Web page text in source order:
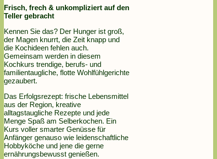
Frisch, frech & unkompliziert auf den
Teller gebracht
Kennen Sie das? Der Hunger ist groß,
der Magen knurrt, die Zeit knapp und
die Kochideen fehlen auch.
Gemeinsam werden in diesem
Kochkurs trendige, berufs- und
familientaugliche, flotte Wohlfühlgerichte
gezaubert.
Das Erfolgsrezept: frische Lebensmittel
aus der Region, kreative
alltagstaugliche Rezepte und jede
Menge Spaß am Selberkochen. Ein
Kurs voller smarter Genüsse für
Anfänger genauso wie leidenschaftliche
Hobbyköche und jene die gerne
ernährungsbewusst genießen.